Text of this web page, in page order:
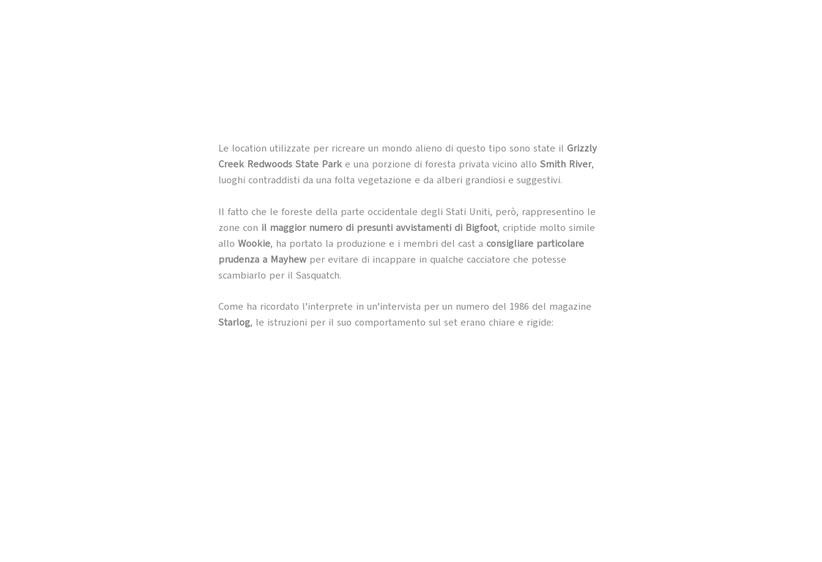
Le location utilizzate per ricreare un mondo alieno di questo tipo sono state il Grizzly
Creek Redwoods State Park e una porzione di foresta privata vicino allo Smith River,
luoghi contraddisti da una folta vegetazione e da alberi grandiosi e suggestivi.
Il fatto che le foreste della parte occidentale degli Stati Uniti, però, rappresentino le
zone con il maggior numero di presunti avvistamenti di Bigfoot, criptide molto simile
allo Wookie, ha portato la produzione e i membri del cast a consigliare particolare
prudenza a Mayhew per evitare di incappare in qualche cacciatore che potesse
scambiarlo per il Sasquatch.
Come ha ricordato l’interprete in un’intervista per un numero del 1986 del magazine
Starlog, le istruzioni per il suo comportamento sul set erano chiare e rigide: